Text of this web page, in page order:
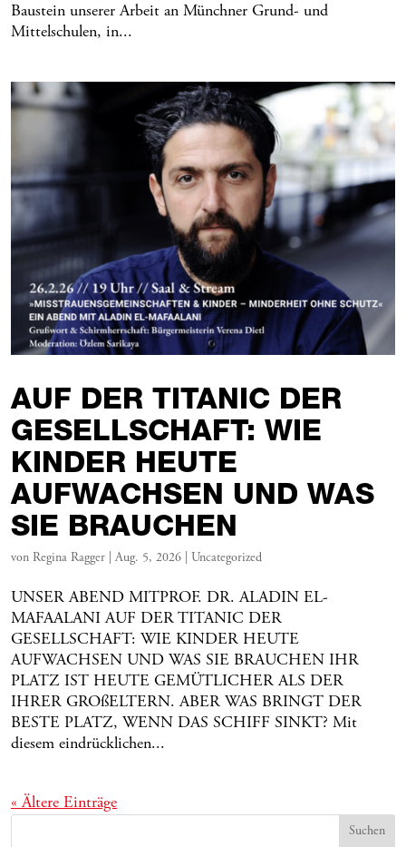
Baustein unserer Arbeit an Münchner Grund- und
Mittelschulen, in...
AUF DER TITANIC DER
GESELLSCHAFT: WIE
KINDER HEUTE
AUFWACHSEN UND WAS
SIE BRAUCHEN
von Regina Ragger Aug. 5, 2026 Uncategorized
UNSER ABEND MITPROF. DR. ALADIN EL-
MAFAALANI AUF DER TITANIC DER
GESELLSCHAFT: WIE KINDER HEUTE
AUFWACHSEN UND WAS SIE BRAUCHEN IHR
PLATZ IST HEUTE GEMÜTLICHER ALS DER
IHRER GROßELTERN. ABER WAS BRINGT DER
BESTE PLATZ, WENN DAS SCHIFF SINKT? Mit
diesem eindrücklichen...
« Ältere Einträge
Suchen